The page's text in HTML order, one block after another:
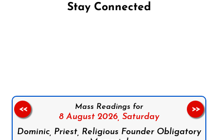
Stay Connected
Mass Readings for
8 August 2026, Saturday
Dominic, Priest, Religious Founder Obligatory
<< >>